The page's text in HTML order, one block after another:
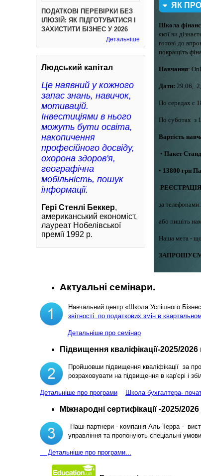
ЯК
Школа
якої ви
готові до
покращіть
Навчання:
Дати: 29.06,
По середах с
По суботах з
Вартість
• Пакет
• 13800 грн
РЕЄСТРАЦІЯ
за телефонами:
або пишіть
Наша мета -
ПОДАТКОВІ ПЕРЕВІРКИ БЕЗ
ІЛЮЗІЙ: ЯК ПІДГОТУВАТИСЯ І
ЗАХИСТИТИ БІЗНЕС У 2026
Детальніше
Людський капітал
Це наявний у кожного
запас знань, навичок,
мотивацій.
Інвестиціями в нього
можуть бути освіта,
накопичення
професійного досвіду,
охорона здоров'я,
географічна
мобільність, пошук
інформації.
Гері Стенлі Беккер,
американський економіст,
лауреат Нобелівської
премії 1992 р.
Актуальні семінари.
Навчальний центр «Школа Успішного
звітності, по податкових змін в
Детальніше про семінар
Підвищення кваліфікації-2025/2026
Пройшовши підвищення кваліфікації за
розраховувати на підвищення в кар'єрі і
Детальніше про програми Школа бухгалтера-
Міжнародні сертифікації -2025/
Наші партнери - компанія Аль-Терра -
управління та пропонують спеціальні
Детальніше про програми...